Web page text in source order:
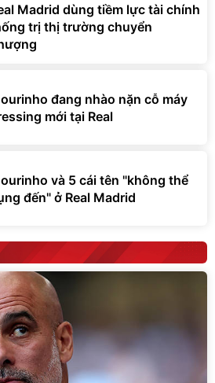
Madrid dùng tiềm lực tài chính
trị thị trường chuyển
đang nhào nặn cỗ máy
mới tại Real
và 5 cái tên "không thể
đến" ở Real Madrid